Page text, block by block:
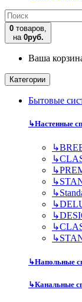
0 товаров,
на 0руб.
Ваша
Категории
Бытовые
↳Настенные
↳
↳
↳
↳
↳
↳
↳
↳
↳
↳Напольные
↳Канальные